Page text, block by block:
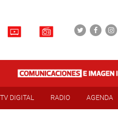
TV DIGITAL RADIO AGENDA